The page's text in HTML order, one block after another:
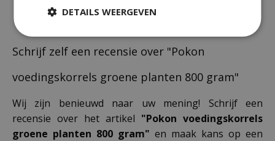
Schrijf zelf een recensie over "Pokon
voedingskorrels groene planten 800 gram"
Wij zijn benieuwd naar uw mening! Schrijf een
recensie over het artikel "Pokon voedingskorrels
groene planten 800 gram" en maak kans op een
DETAILS WEERGEVEN